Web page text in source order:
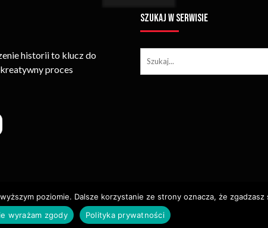
historii to klucz do
proces
SZUKAJ W SERWISIE
Materiałów Wideo) Bez Pisemnego Zezwolenia Zabronione.
Wizualna – Logotypy Polityka Cookies
poziomie. Dalsze korzystanie ze strony oznacza, że zgadzasz
wyrażam zgody Polityka prywatności